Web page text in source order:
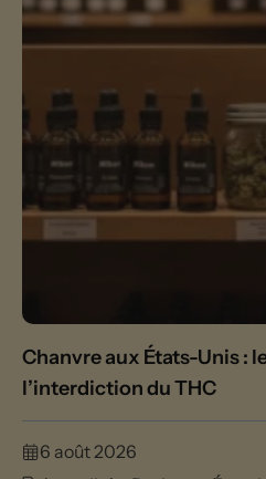
Chanvre aux États-Unis :
l’interdiction du THC
6 août 2026